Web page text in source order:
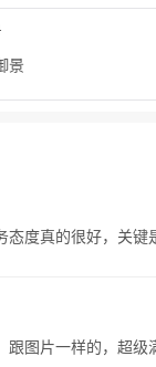
景
态度真的很好，关
跟图片一样的，超级